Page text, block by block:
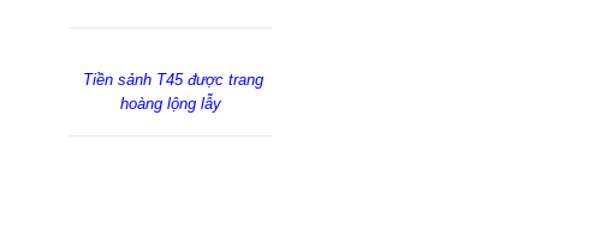
Tiền sảnh T45 được trang
hoàng lộng lẫy